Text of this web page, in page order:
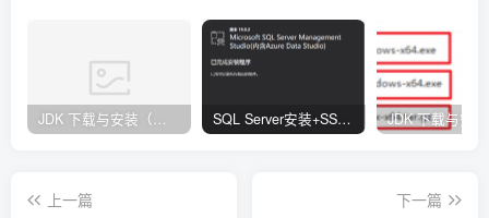
JDK 下载与安装（资料下载页）-指南 SQL Server安装+SSMS安装（资料下载页）
上一篇 下一篇